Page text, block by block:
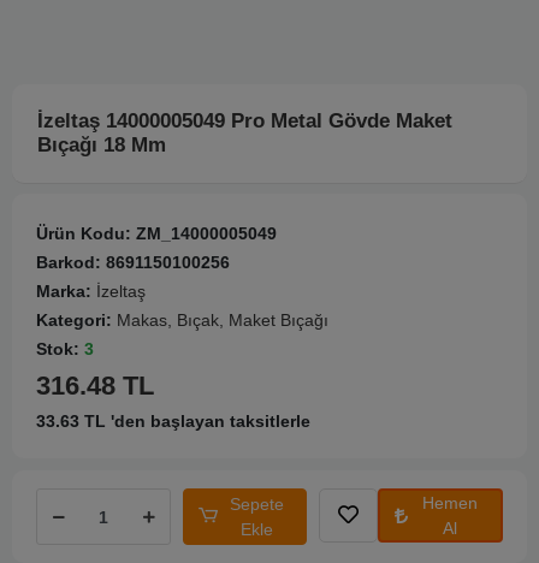
İzeltaş 14000005049 Pro Metal Gövde Maket
Bıçağı 18 Mm
Ürün Kodu: ZM_14000005049
Barkod: 8691150100256
Marka: İzeltaş
Kategori: Makas, Bıçak, Maket Bıçağı
Stok: 3
316.48 TL
33.63 TL 'den başlayan taksitlerle
Sepete
Ekle
Hemen
Al